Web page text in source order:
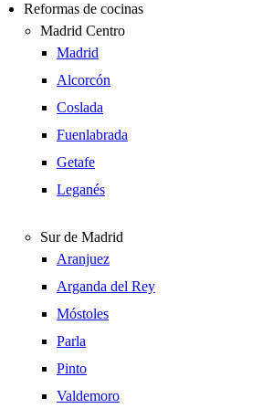
Reformas de cocinas
Madrid Centro
Madrid
Alcorcón
Coslada
Fuenlabrada
Getafe
Leganés
Sur de Madrid
Aranjuez
Arganda del Rey
Móstoles
Parla
Pinto
Valdemoro